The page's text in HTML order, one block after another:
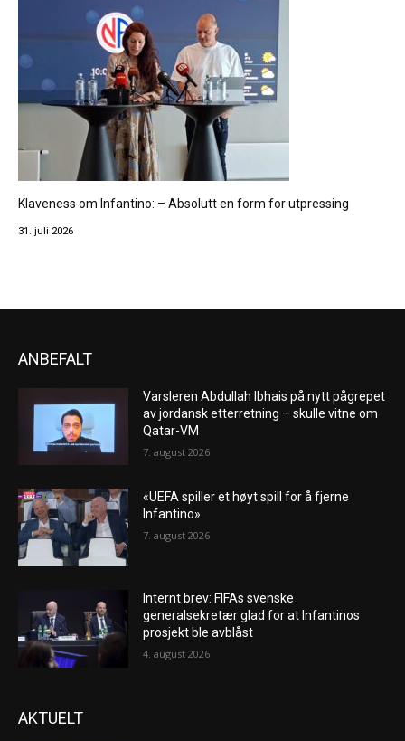
Klaveness om Infantino: – Absolutt en form for utpressing
31. juli 2026
ANBEFALT
Varsleren Abdullah Ibhais på nytt pågrepet
av jordansk etterretning – skulle vitne om
Qatar-VM
7. august 2026
«UEFA spiller et høyt spill for å fjerne
Infantino»
7. august 2026
Internt brev: FIFAs svenske
generalsekretær glad for at Infantinos
prosjekt ble avblåst
4. august 2026
AKTUELT